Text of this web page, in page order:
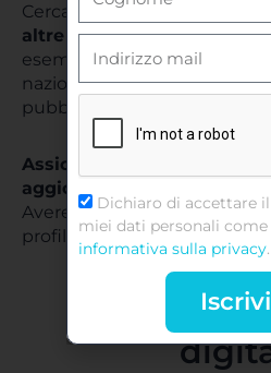
Cerca di aumentare la tua
altre piattaforme o media.
esempio, su collaborazioni
nazionali, partecipare a
pubbliche.
Assicurati che tutte le
aggiornate e coerenti
Avere una pagina
profilo personale ben curato
Lancia la
Dichiaro di accettare
miei dati personali
informativa sulla privacy.